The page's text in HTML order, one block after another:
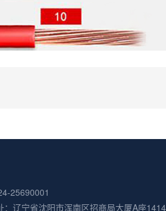
25690001
辽宁省沈阳市浑南区招商局大厦A座1414